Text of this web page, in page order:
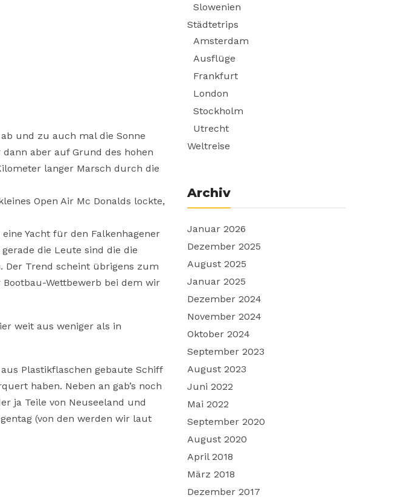
und zu auch mal die Sonne
aber auf Grund des hohen
langer Marsch durch die
Open Air Mc Donalds lockte,
Yacht für den Falkenhagener
die Leute sind die die
Der Trend scheint übrigens zum
Wettbewerb bei dem wir
weit aus weniger als in
Plastikflaschen gebaute Schiff
haben. Neben an gab’s noch
ja Teile von Neuseeland und
(von den werden wir laut
Slowenien
Städtetrips
Amsterdam
Ausflüge
Frankfurt
London
Stockholm
Utrecht
Weltreise
Archiv
Januar 2026
Dezember 2025
August 2025
Januar 2025
Dezember 2024
November 2024
Oktober 2024
September 2023
August 2023
Juni 2022
Mai 2022
September 2020
August 2020
April 2018
März 2018
Dezember 2017